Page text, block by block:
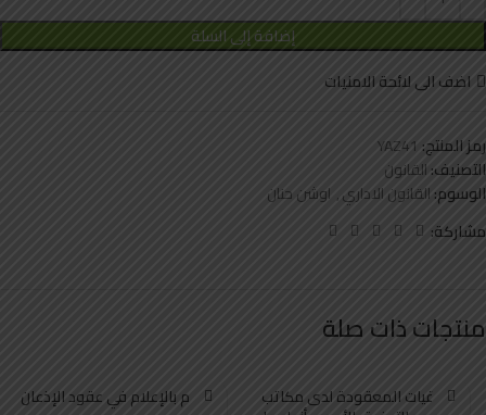
إضافة إلى السلة
اضف الى لائحة الامنيات
رمز المنتج: YAZ41
التصنيف:القانون
الوسوم:القانون الاداري, اوشن حنان
مشاركة:
منتجات ذات صلة
الاتفاقيات المعقودة لدى مكاتب
الالتزام بالإعلام في عقود الإذعان